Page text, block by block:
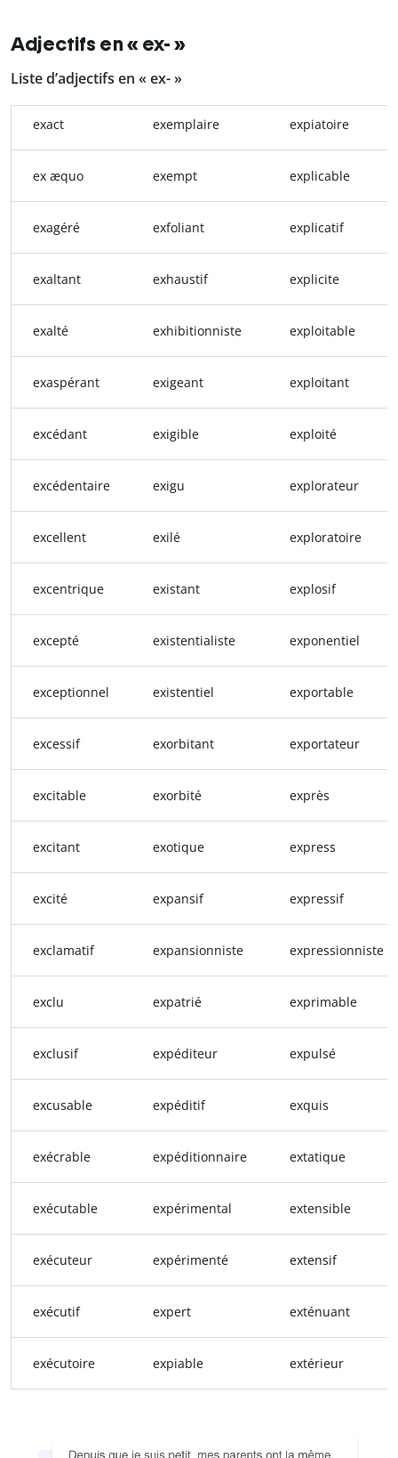
Adjectifs en « ex- »
Liste d’adjectifs en « ex- »
exact exemplaire expiatoire
ex æquo exempt explicable
exagéré exfoliant explicatif
exaltant exhaustif explicite
exalté exhibitionniste exploitable
exaspérant exigeant exploitant
excédant exigible exploité
excédentaire exigu explorateur
excellent exilé exploratoire
excentrique existant explosif
excepté existentialiste exponentiel
exceptionnel existentiel exportable
excessif exorbitant exportateur
excitable exorbité exprès
excitant exotique express
excité expansif expressif
exclamatif expansionniste expressionniste
exclu expatrié exprimable
exclusif expéditeur expulsé
excusable expéditif exquis
exécrable expéditionnaire extatique
exécutable expérimental extensible
exécuteur expérimenté extensif
exécutif expert exténuant
exécutoire expiable extérieur